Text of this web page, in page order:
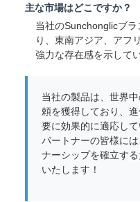
主な市場はどこですか？
当社のSunchonglicブ
り、東南アジア、アフ
強力な存在感を示してい
当社の製品は、世界
頼を獲得しており、
要に効果的に適応し
パートナーの皆様に
ナーシップを確立す
いたします！